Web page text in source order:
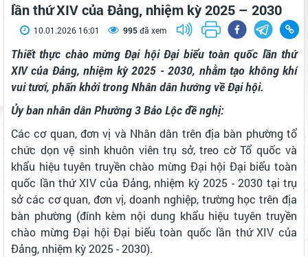
lần thứ XIV của Đảng, nhiệm kỳ 2025 – 2030
10.01.2026 16:01 995đã xem
Thiết thực chào mừng Đại hội Đại biểu toàn quốc lần thứ
XIV của Đảng, nhiệm kỳ 2025 - 2030, nhằm tạo không khí
vui tươi, phấn khởi trong Nhân dân hướng về Đại hội.
Ủy ban nhân dân Phường 3 Bảo Lộc đề nghị:
Các cơ quan, đơn vị và Nhân dân trên địa bàn phường tổ
chức dọn vệ sinh khuôn viên trụ sở, treo cờ Tổ quốc và
khẩu hiệu tuyên truyền chào mừng Đại hội Đại biểu toàn
quốc lần thứ XIV của Đảng, nhiệm kỳ 2025 - 2030 tại trụ
sở các cơ quan, đơn vị, doanh nghiệp, trường học trên địa
bàn phường (đính kèm nội dung khẩu hiệu tuyên truyền
chào mừng Đại hội Đại biểu toàn quốc lần thứ XIV của
Đảng, nhiệm kỳ 2025 - 2030).